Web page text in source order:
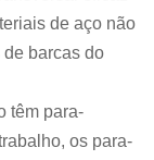
de aço não
barcas do
têm para-
os para-